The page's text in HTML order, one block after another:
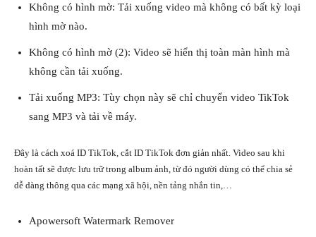
Không có hình mờ: Tải xuống video mà không có bất kỳ loại
hình mờ nào.
Không có hình mờ (2): Video sẽ hiển thị toàn màn hình mà
không cần tải xuống.
Tải xuống MP3: Tùy chọn này sẽ chỉ chuyển video TikTok
sang MP3 và tải về máy.
Đây là cách xoá ID TikTok, cắt ID TikTok đơn giản nhất. Video sau khi
hoàn tất sẽ được lưu trữ trong album ảnh, từ đó người dùng có thể chia sẻ
dễ dàng thông qua các mạng xã hội, nền tảng nhắn tin,…
Apowersoft Watermark Remover